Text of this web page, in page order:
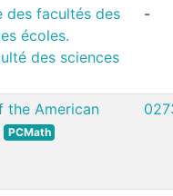
des facultés des
écoles.
des sciences
-
the American
PCMath